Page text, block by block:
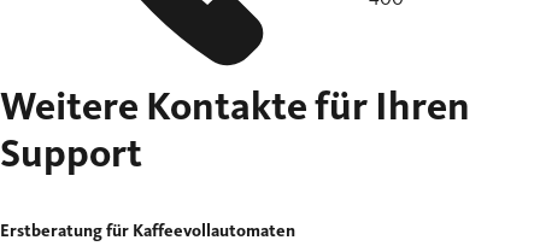
Weitere Kontakte für Ihren
Support
Erstberatung für Kaffeevollautomaten